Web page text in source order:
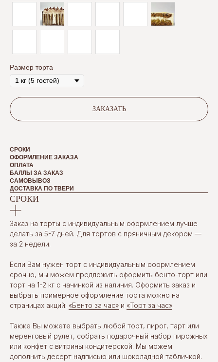
Размер торта
ЗАКАЗАТЬ
СРОКИ
ОФОРМЛЕНИЕ ЗАКАЗА
ОПЛАТА
БАЛЛЫ ЗА ЗАКАЗ
САМОВЫВОЗ
ДОСТАВКА ПО ТВЕРИ
СРОКИ
Заказ на торты с индивидуальным оформлением лучше
делать за 5-7 дней. Для тортов с пряничным декором —
за 2 недели.
Если Вам нужен торт с индивидуальным оформлением
срочно, мы можем предложить оформить бенто-торт или
торт на 1-2 кг с начинкой из наличия. Оформить заказ и
выбрать примерное оформление торта можно на
страницах акций: «Бенто за час» и «Торт за час».
Также Вы можете выбрать любой торт, пирог, тарт или
меренговый рулет, собрать подарочный набор пирожных
или конфет с витрины кондитерской. Мы можем
дополнить десерт надписью или шоколадной табличкой.